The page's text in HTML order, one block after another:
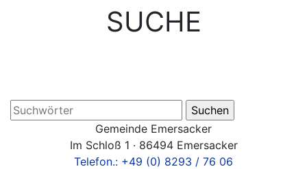
SUCHE
Gemeinde Emersacker
Im Schloß 1 · 86494 Emersacker
Telefon.: +49 (0) 8293 / 76 06